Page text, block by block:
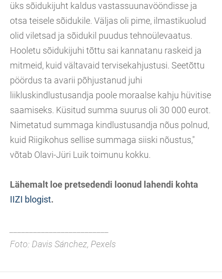
üks sõidukijuht kaldus vastassuunavööndisse ja
otsa teisele sõidukile. Väljas oli pime, ilmastikuolud
olid viletsad ja sõidukil puudus tehnoülevaatus.
Hooletu sõidukijuhi tõttu sai kannatanu raskeid ja
mitmeid, kuid vältavaid tervisekahjustusi. Seetõttu
pöördus ta avarii põhjustanud juhi
liikluskindlustusandja poole moraalse kahju hüvitise
saamiseks. Küsitud summa suurus oli 30 000 eurot.
Nimetatud summaga kindlustusandja nõus polnud,
kuid Riigikohus sellise summaga siiski nõustus,"
võtab Olavi-Jüri Luik toimunu kokku.
Lähemalt loe pretsedendi loonud lahendi kohta
IIZI blogist.
Foto: Davis Sánchez, Pexels